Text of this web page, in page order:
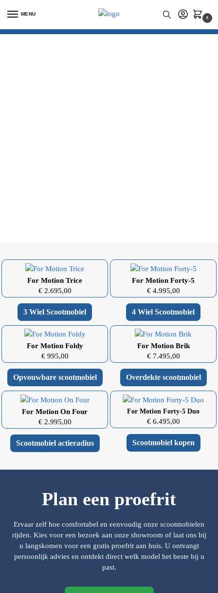
MENU
0
For Motion Trice
€ 2.695,00
3 Wiel Scootmobiel
For Motion Forty-5
€ 4.995,00
4 Wiel Scootmobiel
For Motion Foldy
€ 995,00
Opvouwbare scootmobiel
For Motion Brik
€ 7.495,00
Overdekte scootmobiel
For Motion On Four
€ 2.995,00
Scootmobiel actieradius
For Motion Forty-5 Duo
€ 6.495,00
Scootmobiel kopen
Plan een proefrit
Ervaar zelf hoe comfortabel en eenvoudig onze scootmobielen
rijden. Kies voor een bezoek aan onze showroom of laat ons bij
u langskomen voor een gratis proefrit aan huis. U ontvangt
persoonlijk advies en ontdekt direct welk model het beste bij u
past.